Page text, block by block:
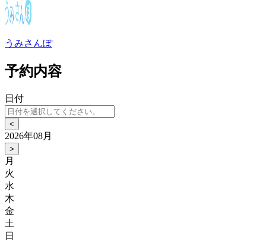
うみさんぽ
予約内容
日付
<
2026年08月
>
月
火
水
木
金
土
日